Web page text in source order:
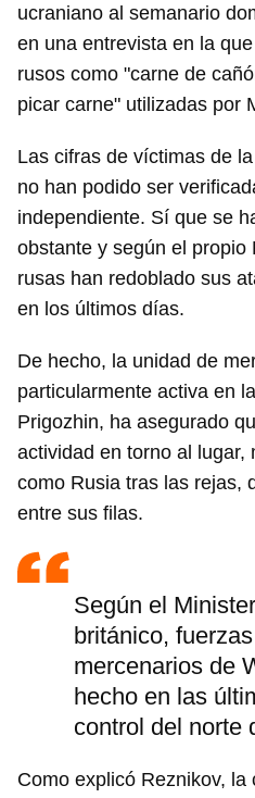
ucraniano al semanario
en una entrevista en la
rusos como "carne de
picar carne" utilizadas por
Las cifras de víctimas de
no han podido ser
independiente. Sí que se
obstante y según el propio
rusas han redoblado sus
en los últimos días.
De hecho, la unidad de
particularmente activa en
Prigozhin, ha asegurado
actividad en torno al lugar,
como Rusia tras las rejas,
entre sus filas.
Según el
británico,
mercenarios de
hecho en las
control del norte
Como explicó Reznikov, la